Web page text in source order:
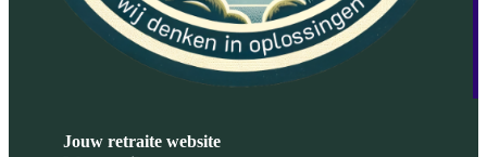
Jouw retraite website